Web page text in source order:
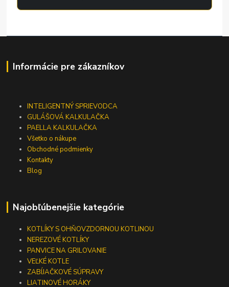
Informácie pre zákazníkov
INTELIGENTNÝ SPRIEVODCA
GULÁŠOVÁ KALKULAČKA
PAELLA KALKULAČKA
Všetko o nákupe
Obchodné podmienky
Kontakty
Blog
Najobľúbenejšie kategórie
KOTLÍKY S OHŇOVZDORNOU KOTLINOU
NEREZOVÉ KOTLÍKY
PANVICE NA GRILOVANIE
VEĽKÉ KOTLE
ZABÍJAČKOVÉ SÚPRAVY
LIATINOVÉ HORÁKY